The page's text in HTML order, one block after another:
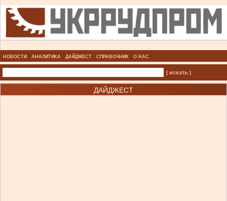
НОВОСТИ АНАЛИТИКА ДАЙДЖЕСТ СПРАВОЧНИК О НАС
| искать |
ДАЙДЖЕСТ